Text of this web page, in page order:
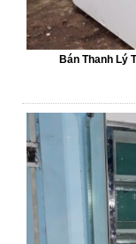
Bán Thanh Lý